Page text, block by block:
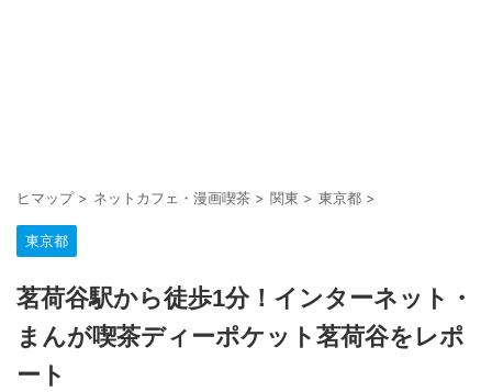
ヒマップ> ネットカフェ・漫画喫茶 > 関東 > 東京都 >
東京都
茗荷谷駅から徒歩1分！インターネット・
まんが喫茶ディーポケット茗荷谷をレポ
ート